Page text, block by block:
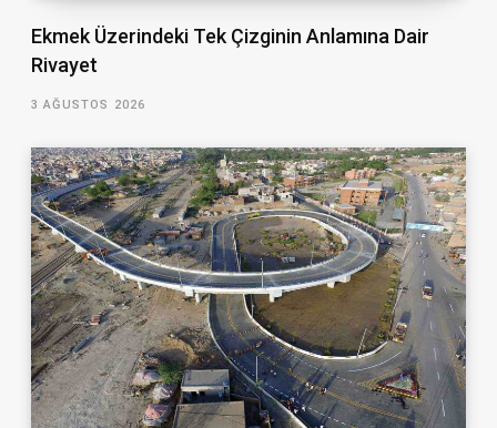
Ekmek Üzerindeki Tek Çizginin Anlamına Dair
Rivayet
3 AĞUSTOS 2026